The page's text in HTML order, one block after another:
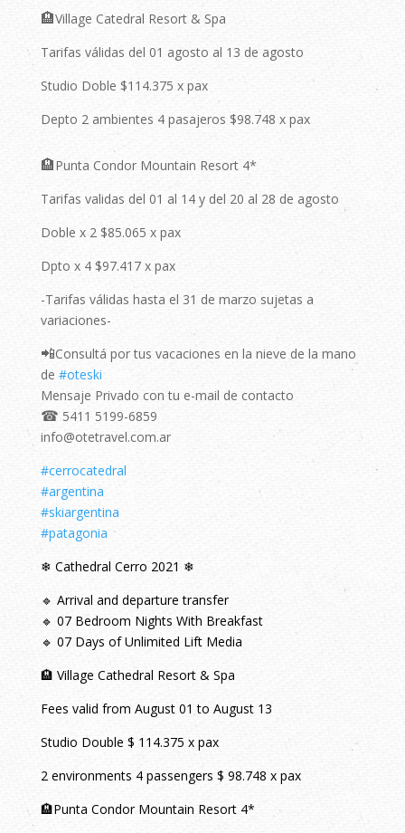
🏨Village Catedral Resort & Spa
Tarifas válidas del 01 agosto al 13 de agosto
Studio Doble $114.375 x pax
Depto 2 ambientes 4 pasajeros $98.748 x pax
🏨Punta Condor Mountain Resort 4*
Tarifas validas del 01 al 14 y del 20 al 28 de agosto
Doble x 2 $85.065 x pax
Dpto x 4 $97.417 x pax
-Tarifas válidas hasta el 31 de marzo sujetas a
variaciones-
📲Consultá por tus vacaciones en la nieve de la mano
de #oteski
Mensaje Privado con tu e-mail de contacto⠀⠀
☎ 5411 5199-6859⠀
info@otetravel.com.ar⠀⠀
#cerrocatedral
#argentina
#skiargentina
#patagonia
❄ Cathedral Cerro 2021 ❄
🔹 Arrival and departure transfer
🔹 07 Bedroom Nights With Breakfast
🔹 07 Days of Unlimited Lift Media
🏨 Village Cathedral Resort & Spa
Fees valid from August 01 to August 13
Studio Double $ 114.375 x pax
2 environments 4 passengers $ 98.748 x pax
🏨Punta Condor Mountain Resort 4*